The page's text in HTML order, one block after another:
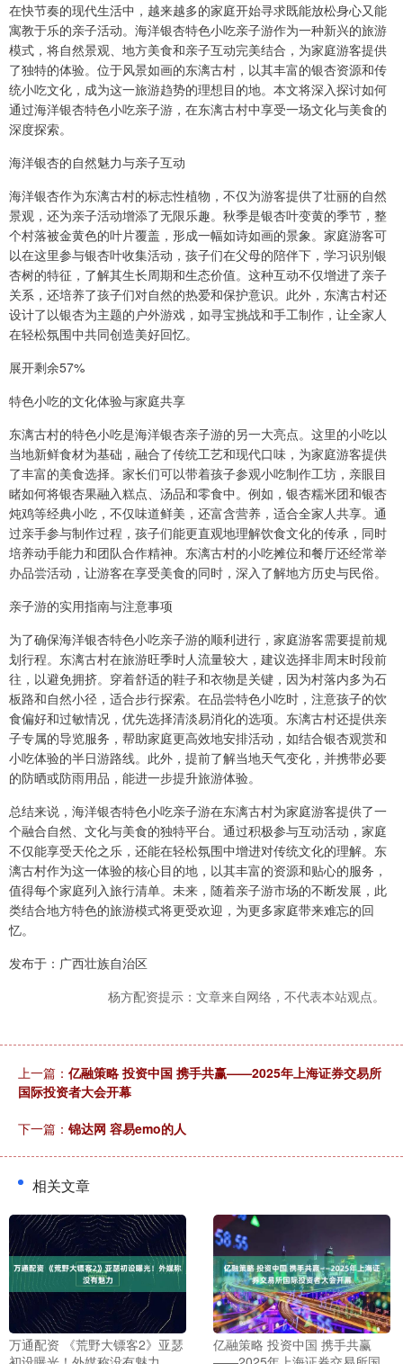
在快节奏的现代生活中，越来越多的家庭开始寻求既能放松身心又能
寓教于乐的亲子活动。海洋银杏特色小吃亲子游作为一种新兴的旅游
模式，将自然景观、地方美食和亲子互动完美结合，为家庭游客提供
了独特的体验。位于风景如画的东漓古村，以其丰富的银杏资源和传
统小吃文化，成为这一旅游趋势的理想目的地。本文将深入探讨如何
通过海洋银杏特色小吃亲子游，在东漓古村中享受一场文化与美食的
深度探索。
海洋银杏的自然魅力与亲子互动
海洋银杏作为东漓古村的标志性植物，不仅为游客提供了壮丽的自然
景观，还为亲子活动增添了无限乐趣。秋季是银杏叶变黄的季节，整
个村落被金黄色的叶片覆盖，形成一幅如诗如画的景象。家庭游客可
以在这里参与银杏叶收集活动，孩子们在父母的陪伴下，学习识别银
杏树的特征，了解其生长周期和生态价值。这种互动不仅增进了亲子
关系，还培养了孩子们对自然的热爱和保护意识。此外，东漓古村还
设计了以银杏为主题的户外游戏，如寻宝挑战和手工制作，让全家人
在轻松氛围中共同创造美好回忆。
展开剩余57%
特色小吃的文化体验与家庭共享
东漓古村的特色小吃是海洋银杏亲子游的另一大亮点。这里的小吃以
当地新鲜食材为基础，融合了传统工艺和现代口味，为家庭游客提供
了丰富的美食选择。家长们可以带着孩子参观小吃制作工坊，亲眼目
睹如何将银杏果融入糕点、汤品和零食中。例如，银杏糯米团和银杏
炖鸡等经典小吃，不仅味道鲜美，还富含营养，适合全家人共享。通
过亲手参与制作过程，孩子们能更直观地理解饮食文化的传承，同时
培养动手能力和团队合作精神。东漓古村的小吃摊位和餐厅还经常举
办品尝活动，让游客在享受美食的同时，深入了解地方历史与民俗。
亲子游的实用指南与注意事项
为了确保海洋银杏特色小吃亲子游的顺利进行，家庭游客需要提前规
划行程。东漓古村在旅游旺季时人流量较大，建议选择非周末时段前
往，以避免拥挤。穿着舒适的鞋子和衣物是关键，因为村落内多为石
板路和自然小径，适合步行探索。在品尝特色小吃时，注意孩子的饮
食偏好和过敏情况，优先选择清淡易消化的选项。东漓古村还提供亲
子专属的导览服务，帮助家庭更高效地安排活动，如结合银杏观赏和
小吃体验的半日游路线。此外，提前了解当地天气变化，并携带必要
的防晒或防雨用品，能进一步提升旅游体验。
总结来说，海洋银杏特色小吃亲子游在东漓古村为家庭游客提供了一
个融合自然、文化与美食的独特平台。通过积极参与互动活动，家庭
不仅能享受天伦之乐，还能在轻松氛围中增进对传统文化的理解。东
漓古村作为这一体验的核心目的地，以其丰富的资源和贴心的服务，
值得每个家庭列入旅行清单。未来，随着亲子游市场的不断发展，此
类结合地方特色的旅游模式将更受欢迎，为更多家庭带来难忘的回
忆。
发布于：广西壮族自治区
杨方配资提示：文章来自网络，不代表本站观点。
上一篇： 亿融策略 投资中国 携手共赢——2025年上海证券交易所
国际投资者大会开幕
下一篇： 锦达网 容易emo的人
相关文章
万通配资 《荒野大镖客2》亚瑟
亿融策略 投资中国 携手共赢